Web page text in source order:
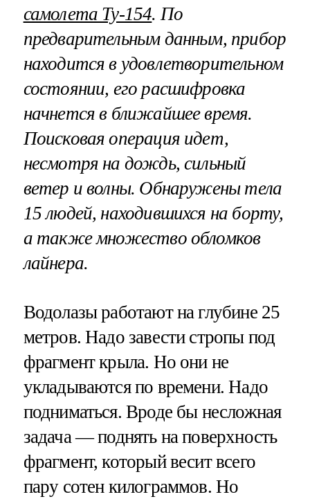
самолета Ту-154. По
предварительным данным, прибор
находится в удовлетворительном
состоянии, его расшифровка
начнется в ближайшее время.
Поисковая операция идет,
несмотря на дождь, сильный
ветер и волны. Обнаружены тела
15 людей, находившихся на борту,
а также множество обломков
лайнера.
Водолазы работают на глубине 25
метров. Надо завести стропы под
фрагмент крыла. Но они не
укладываются по времени. Надо
подниматься. Вроде бы несложная
задача — поднять на поверхность
фрагмент, который весит всего
пару сотен килограммов. Но